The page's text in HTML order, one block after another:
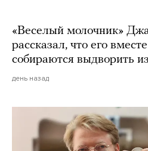
«Веселый молочник»
рассказал, что его
собираются выдворить
день назад